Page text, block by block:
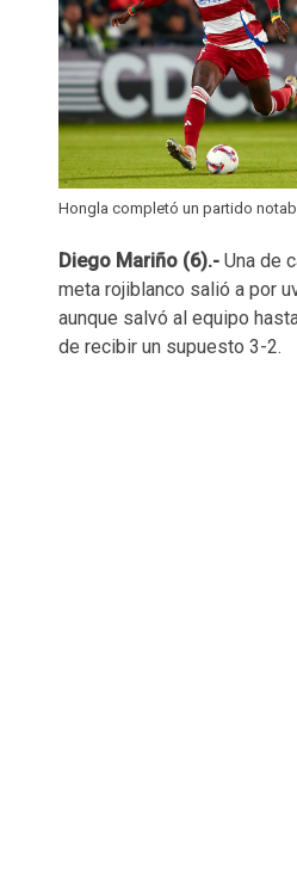
Hongla completó un partido
Diego Mariño (6).- Una de
meta rojiblanco salió a por
aunque salvó al equipo
de recibir un supuesto 3-2.